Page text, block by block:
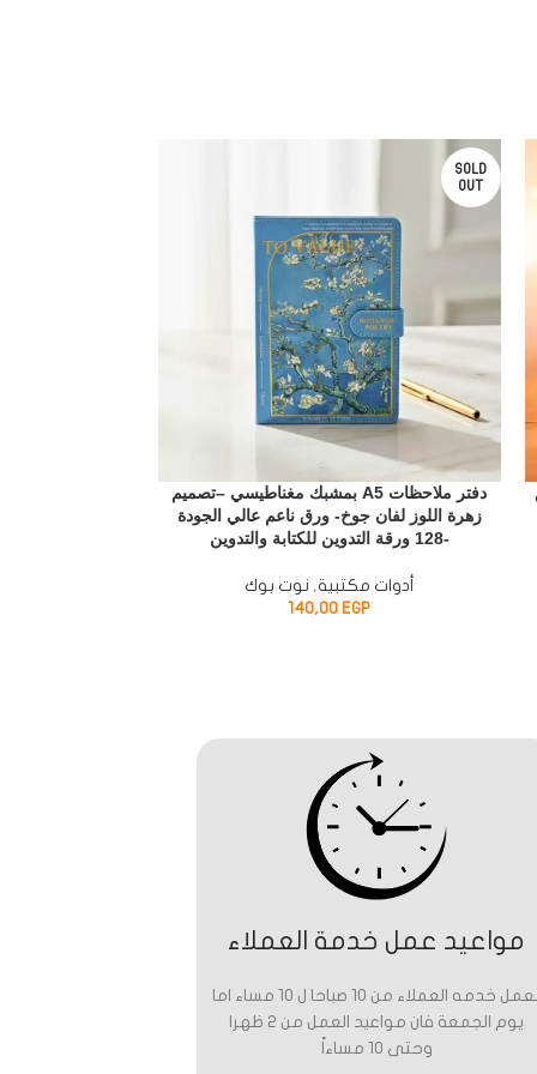
SOLD
OUT
دفتر ملاحظات A5 بمشبك مغناطيسي –تصميم
زهرة اللوز لفان جوخ- ورق ناعم عالي الجودة
-128 ورقة التدوين للكتابة والتدوين
أدوات مكتبية , نوت بوك
140,00EGP
مواعيد عمل خدمة العملاء
تعمل خدمه العملاء من 10 صباحا ل 10 مساء اما
يوم الجمعة فان مواعيد العمل من 2 ظهرا
وحتى 10 مساءاً